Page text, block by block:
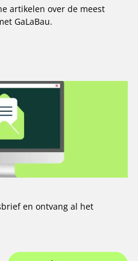
artikelen over de meest
GaLaBau.
en ontvang al het